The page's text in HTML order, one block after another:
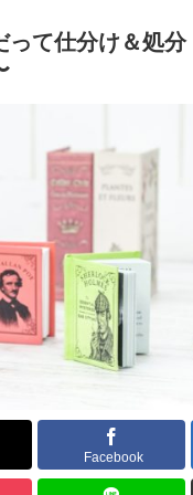
って仕分け＆処
Facebook